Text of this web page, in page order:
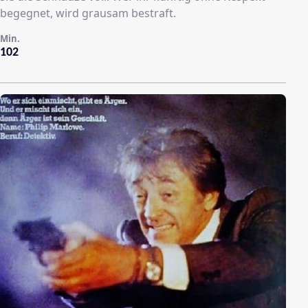
begegnet, wird grausam bestraft.
102
Min.